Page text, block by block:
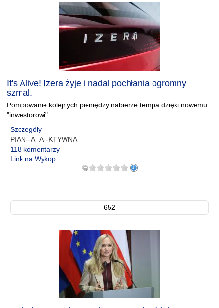
It's Alive! Izera żyje i nadal pochłania ogromny
szmal.
Pompowanie kolejnych pieniędzy nabierze tempa dzięki nowemu
"inwestorowi"
Szczegóły
PIAN--A_A--KTYWNA
118 komentarzy
Link na Wykop
652